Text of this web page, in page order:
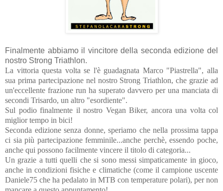
Finalmente abbiamo il vincitore della seconda edizione del
nostro Strong Triathlon.
La vittoria questa volta se l'è guadagnata Marco "Piastrella", alla
sua prima partecipazione nel nostro Strong Triathlon, che grazie ad
un'eccellente frazione run ha superato davvero per una manciata di
secondi Trisardo, un altro "esordiente".
Sul podio finalmente il nostro Vegan Biker, ancora una volta col
miglior tempo in bici!
Seconda edizione senza donne, speriamo che nella prossima tappa
ci sia più partecipazione femminile...anche perchè, essendo poche,
anche qui possono facilmente vincere il titolo di categoria...
Un grazie a tutti quelli che si sono messi simpaticamente in gioco,
anche in condizioni fisiche e climatiche (come il campione uscente
Daniele75 che ha pedalato in MTB con temperature polari), per non